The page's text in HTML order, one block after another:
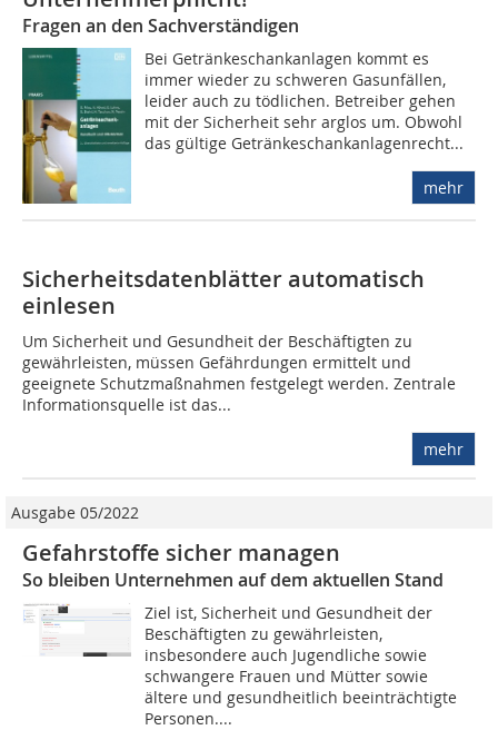
Fragen an den Sachverständigen
Bei Getränkeschankanlagen kommt es
immer wieder zu schweren Gasunfällen,
leider auch zu tödlichen. Betreiber gehen
mit der Sicherheit sehr arglos um. Obwohl
das gültige Getränkeschankanlagenrecht...
mehr
Sicherheitsdatenblätter automatisch
einlesen
Um Sicherheit und Gesundheit der Beschäftigten zu
gewährleisten, müssen Gefährdungen ermittelt und
geeignete Schutzmaßnahmen festgelegt werden. Zentrale
Informationsquelle ist das...
mehr
Ausgabe 05/2022
Gefahrstoffe sicher managen
So bleiben Unternehmen auf dem aktuellen Stand
Ziel ist, Sicherheit und Gesundheit der
Beschäftigten zu gewährleisten,
insbesondere auch Jugendliche sowie
schwangere Frauen und Mütter sowie
ältere und gesundheitlich beeinträchtigte
Personen....